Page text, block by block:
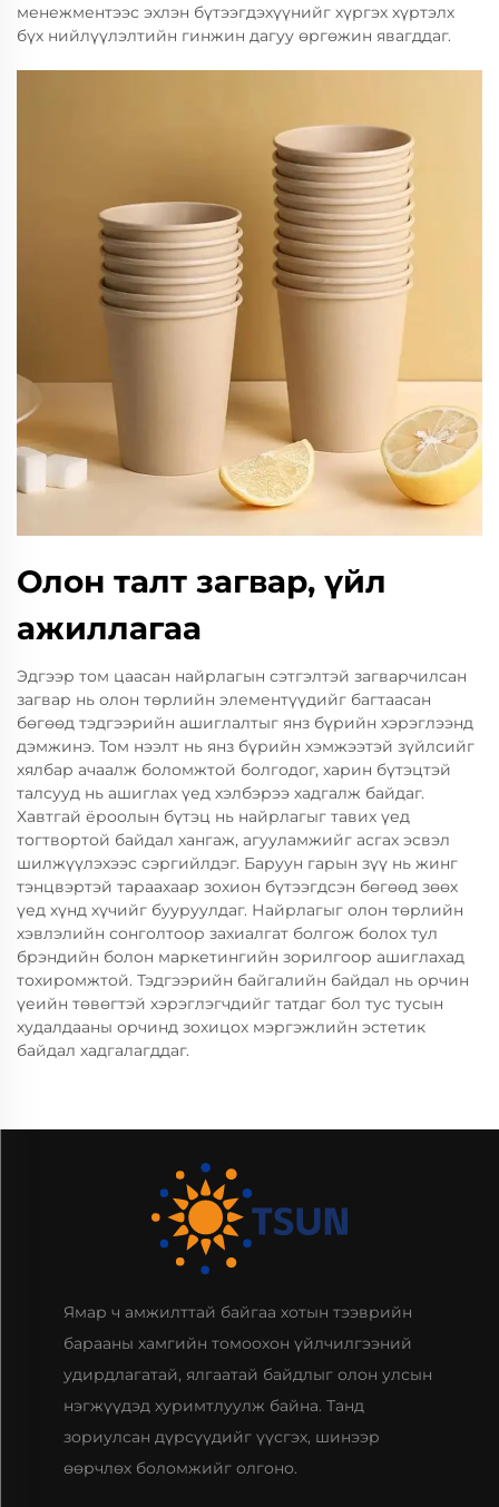
менежментээс эхлэн бүтээгдэхүүнийг хүргэх хүртэлх
бүх нийлүүлэлтийн гинжин дагуу өргөжин явагддаг.
Олон талт загвар, үйл
ажиллагаа
Эдгээр том цаасан найрлагын сэтгэлтэй загварчилсан
загвар нь олон төрлийн элементүүдийг багтаасан
бөгөөд тэдгээрийн ашиглалтыг янз бүрийн хэрэглээнд
дэмжинэ. Том нээлт нь янз бүрийн хэмжээтэй зүйлсийг
хялбар ачаалж боломжтой болгодог, харин бүтэцтэй
талсууд нь ашиглах үед хэлбэрээ хадгалж байдаг.
Хавтгай ёроолын бүтэц нь найрлагыг тавих үед
тогтвортой байдал хангаж, агууламжийг асгах эсвэл
шилжүүлэхээс сэргийлдэг. Баруун гарын зүү нь жинг
тэнцвэртэй тараахаар зохион бүтээгдсэн бөгөөд зөөх
үед хүнд хүчийг бууруулдаг. Найрлагыг олон төрлийн
хэвлэлийн сонголтоор захиалгат болгож болох тул
брэндийн болон маркетингийн зорилгоор ашиглахад
тохиромжтой. Тэдгээрийн байгалийн байдал нь орчин
үеийн төвөгтэй хэрэглэгчдийг татдаг бол тус тусын
худалдааны орчинд зохицох мэргэжлийн эстетик
байдал хадгалагддаг.
Ямар ч амжилттай байгаа хотын тээврийн
барааны хамгийн томоохон үйлчилгээний
удирдлагатай, ялгаатай байдлыг олон улсын
нэгжүүдэд хуримтлуулж байна. Танд
зориулсан дүрсүүдийг үүсгэх, шинээр
өөрчлөх боломжийг олгоно.